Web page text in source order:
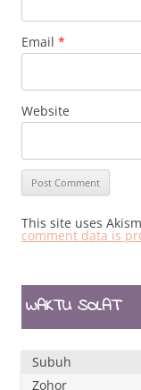
Email *
Website
This site uses
comment data is
WAKTU SOLAT
Subuh
Zohor